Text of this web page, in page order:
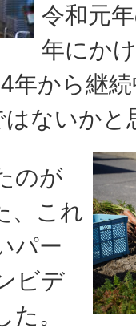
令和元
年にか
年から継
ないかと
のが
、これ
パー
ビデ
。